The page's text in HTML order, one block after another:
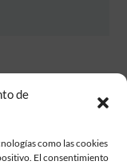
de
como las cookies
El consentimiento